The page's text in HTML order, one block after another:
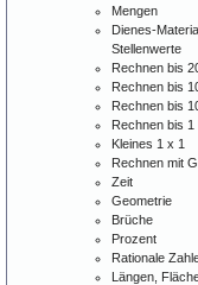
Mengen
Dienes-
Stellenwerte
Rechnen bis
Rechnen bis
Rechnen bis
Rechnen bis 1
Kleines 1 x 1
Rechnen mit
Zeit
Geometrie
Brüche
Prozent
Rationale
Längen,